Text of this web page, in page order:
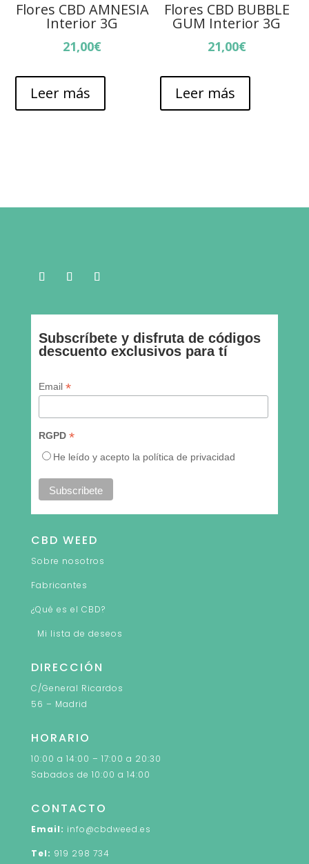
Flores CBD AMNESIA
Interior 3G
21,00€
Leer más
Flores CBD BUBBLE
GUM Interior 3G
21,00€
Leer más
Subscríbete y disfruta de códigos
descuento exclusivos para tí
Email *
RGPD *
He leído y acepto la política de privacidad
CBD WEED
Sobre nosotros
Fabricantes
¿Qué es el CBD?
Mi lista de deseos
DIRECCIÓN
C/General Ricardos
56 – Madrid
HORARIO
10:00 a 14:00 – 17:00 a 20:30
Sabados de 10:00 a 14:00
CONTACTO
Email: info@cbdweed.es
Tel: 919 298 734